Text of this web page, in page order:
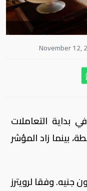
بداية التعاملات
0.09 % إلى 14362.66 نقطة، بينما زاد المؤشر